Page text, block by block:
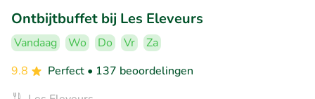
Ontbijtbuffet bij Les Eleveurs
Vandaag Wo Do Vr
Za
9.8
Perfect • 137 beoordelingen